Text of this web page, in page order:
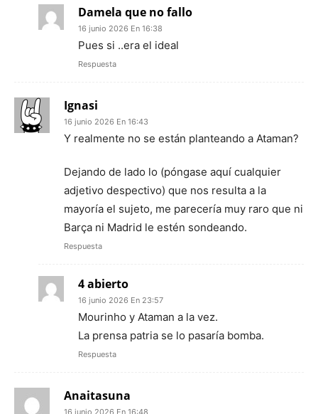
Damela que no fallo
16 junio 2026 En 16:38
Pues si ..era el ideal
Respuesta
Ignasi
16 junio 2026 En 16:43
Y realmente no se están planteando a Ataman?
Dejando de lado lo (póngase aquí cualquier
adjetivo despectivo) que nos resulta a la
mayoría el sujeto, me parecería muy raro que ni
Barça ni Madrid le estén sondeando.
Respuesta
4 abierto
16 junio 2026 En 23:57
Mourinho y Ataman a la vez.
La prensa patria se lo pasaría bomba.
Respuesta
Anaitasuna
16 junio 2026 En 16:48